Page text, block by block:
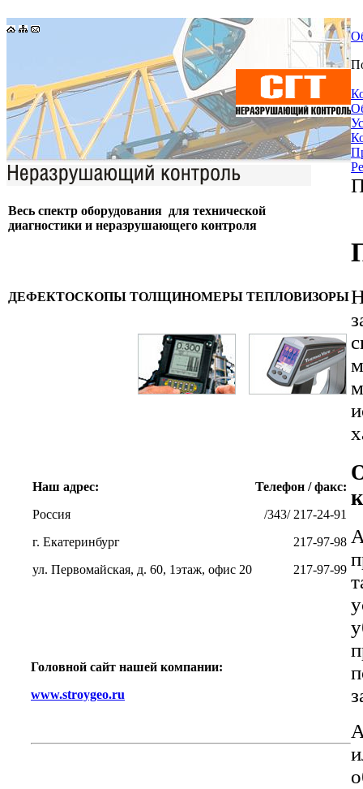
Весь спектр оборудования для технической
диагностики и неразрушающего контроля
ДЕФЕКТОСКОПЫ ТОЛЩИНОМЕРЫ ТЕПЛОВИЗОРЫ
Наш адрес:
Россия
г. Екатеринбург
ул. Первомайская, д. 60, 1этаж, офис 20
Телефон / факс:
/343/ 217-24-91
217-97-98
217-97-99
Головной сайт нашей компании:
www.stroygeo.ru